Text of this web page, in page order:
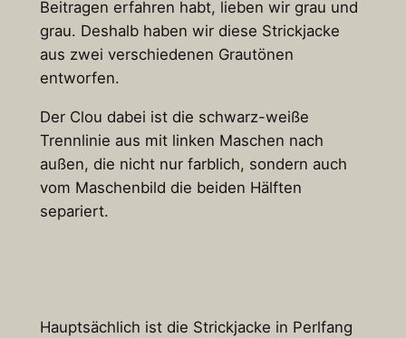
Beitragen erfahren habt, lieben wir grau und
grau. Deshalb haben wir diese Strickjacke
aus zwei verschiedenen Grautönen
entworfen.
Der Clou dabei ist die schwarz-weiße
Trennlinie aus mit linken Maschen nach
außen, die nicht nur farblich, sondern auch
vom Maschenbild die beiden Hälften
separiert.
Hauptsächlich ist die Strickjacke in Perlfang